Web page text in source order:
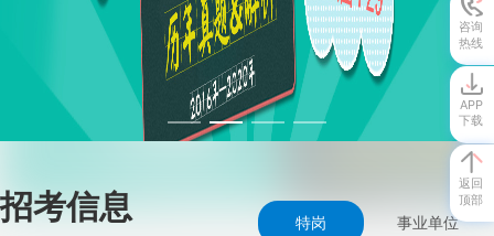
招考信息 特岗 事业单位
咨询
热线
APP
下载
返回
顶部